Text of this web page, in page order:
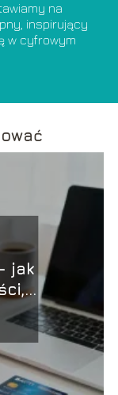
na
inspirujący
w cyfrowym
jak